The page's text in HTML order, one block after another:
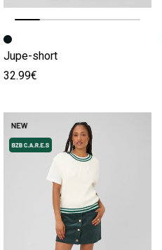
Image précédente
Image suivante
Jupe-short
32.99€